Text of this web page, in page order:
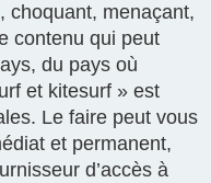
choquant, menaçant,
contenu qui peut
du pays où
et kitesurf » est
Le faire peut vous
et permanent,
d’accès à